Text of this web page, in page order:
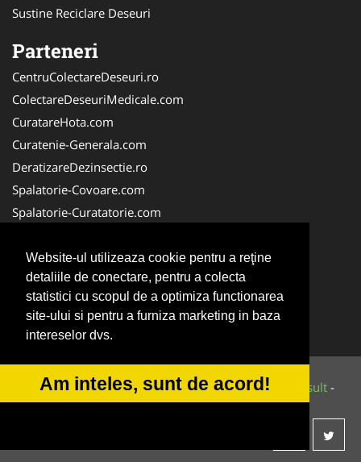
Website-ul utilizeaza cookie pentru a reţine
detaliile de conectare, pentru a colecta
statistici cu scopul de a optimiza functionarea
site-ului si pentru a furniza marketing in baza
intereselor dvs.
Am inteles, sunt de acord!
Sustine Reciclare Deseuri
Parteneri
CentruColectareDeseuri.ro
ColectareDeseuriMedicale.com
CuratareHota.com
Curatenie-Generala.com
DeratizareDezinsectie.ro
Spalatorie-Covoare.com
Spalatorie-Curatatorie.com
FirmaDeratizare.ro
Service-Reparatii.com
Servicii-DDD.com
ServiciiAlpinism.ro
© 2014-2026 Powered byVilonMedia&Tokaido Consult -
ANPC SOL